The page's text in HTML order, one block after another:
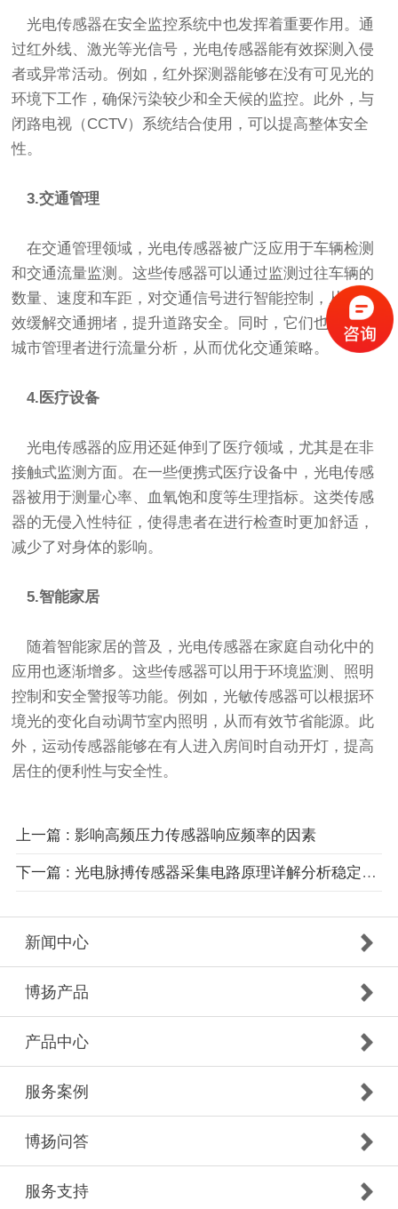
光电传感器在安全监控系统中也发挥着重要作用。通
过红外线、激光等光信号，光电传感器能有效探测入侵
者或异常活动。例如，红外探测器能够在没有可见光的
环境下工作，确保污染较少和全天候的监控。此外，与
闭路电视（CCTV）系统结合使用，可以提高整体安全
性。
3.交通管理
在交通管理领域，光电传感器被广泛应用于车辆检测
和交通流量监测。这些传感器可以通过监测过往车辆的
数量、速度和车距，对交通信号进行智能控制，从而有
效缓解交通拥堵，提升道路安全。同时，它们也能帮助
城市管理者进行流量分析，从而优化交通策略。
4.医疗设备
光电传感器的应用还延伸到了医疗领域，尤其是在非
接触式监测方面。在一些便携式医疗设备中，光电传感
器被用于测量心率、血氧饱和度等生理指标。这类传感
器的无侵入性特征，使得患者在进行检查时更加舒适，
减少了对身体的影响。
5.智能家居
随着智能家居的普及，光电传感器在家庭自动化中的
应用也逐渐增多。这些传感器可以用于环境监测、照明
控制和安全警报等功能。例如，光敏传感器可以根据环
境光的变化自动调节室内照明，从而有效节省能源。此
外，运动传感器能够在有人进入房间时自动开灯，提高
居住的便利性与安全性。
上一篇 : 影响高频压力传感器响应频率的因素
下一篇 : 光电脉搏传感器采集电路原理详解分析稳定测量
新闻中心
博扬产品
产品中心
服务案例
博扬问答
服务支持